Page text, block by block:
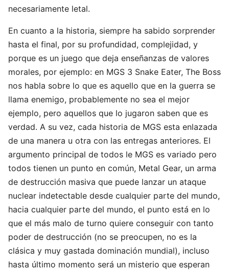
necesariamente letal.
En cuanto a la historia, siempre ha sabido sorprender
hasta el final, por su profundidad, complejidad, y
porque es un juego que deja enseñanzas de valores
morales, por ejemplo: en MGS 3 Snake Eater, The Boss
nos habla sobre lo que es aquello que en la guerra se
llama enemigo, probablemente no sea el mejor
ejemplo, pero aquellos que lo jugaron saben que es
verdad. A su vez, cada historia de MGS esta enlazada
de una manera u otra con las entregas anteriores. El
argumento principal de todos le MGS es variado pero
todos tienen un punto en común, Metal Gear, un arma
de destrucción masiva que puede lanzar un ataque
nuclear indetectable desde cualquier parte del mundo,
hacia cualquier parte del mundo, el punto está en lo
que el más malo de turno quiere conseguir con tanto
poder de destrucción (no se preocupen, no es la
clásica y muy gastada dominación mundial), incluso
hasta último momento será un misterio que esperan